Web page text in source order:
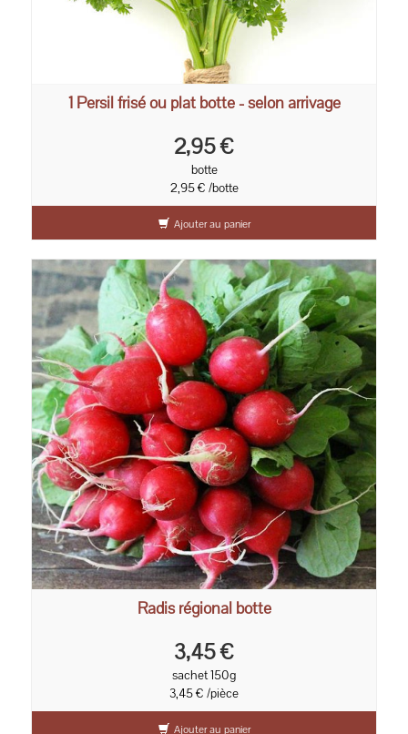
1 Persil frisé ou plat botte - selon arrivage
2,95 €
botte
2,95 € /botte
Ajouter au panier
Radis régional botte
3,45 €
sachet 150g
3,45 € /pièce
Ajouter au panier